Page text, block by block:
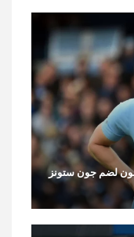
لضم جون ستونز